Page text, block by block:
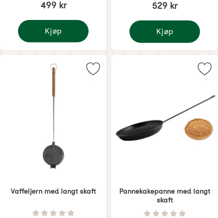
499 kr
Kjøp
Pizzabrett for ildfat eller peis
529 kr
Kjøp
Trefot med kjede for
Vaffeljern med langt skaft
Varenummer 6259Vurdering: 0 Stjerne av 5
Merk vaffeljern med langt skaft
Pannekakepanne med langt
skaft
Varenummer 6261